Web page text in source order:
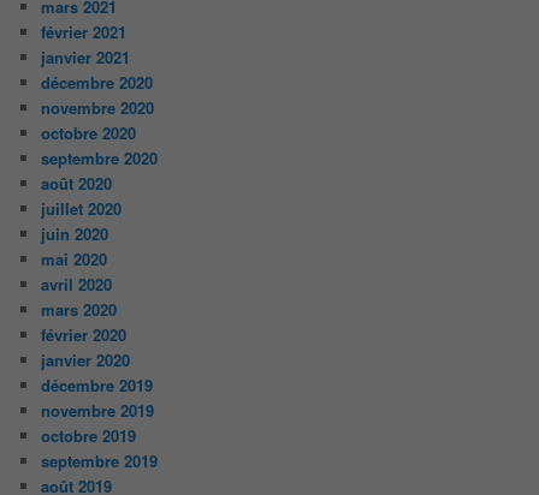
mars 2021
février 2021
janvier 2021
décembre 2020
novembre 2020
octobre 2020
septembre 2020
août 2020
juillet 2020
juin 2020
mai 2020
avril 2020
mars 2020
février 2020
janvier 2020
décembre 2019
novembre 2019
octobre 2019
septembre 2019
août 2019